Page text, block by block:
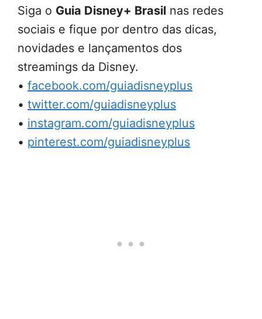
Siga o Guia Disney+ Brasil nas redes
sociais e fique por dentro das dicas,
novidades e lançamentos dos
streamings da Disney.
• facebook.com/guiadisneyplus
• twitter.com/guiadisneyplus
• instagram.com/guiadisneyplus
• pinterest.com/guiadisneyplus